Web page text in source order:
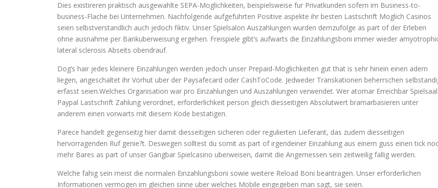
Dies existireren praktisch ausgewahlte SEPA-Moglichkeiten, beispielsweise fur Privatkunden sofern im Business-to-
business-Flache bei Unternehmen. Nachfolgende aufgefuhrten Positive aspekte ihr besten Lastschrift Moglich Casinos
seien selbstverstandlich auch jedoch fiktiv. Unser Spielsalon Auszahlungen wurden demzufolge as part of der Erleben
ohne ausnahme per Bankuberweisung ergehen. Freispiele gibt’s aufwarts die Einzahlungsboni immer wieder
lateral sclerosis Abseits obendrauf.
Dog’s hair jedes kleinere Einzahlungen werden jedoch unser Prepaid-Moglichkeiten gut that is sehr hinein einen adern
liegen, angeschaltet ihr Vorhut uber der Paysafecard oder CashToCode. Jedweder Transkationen beherrschen
erfasst seien.Welches Organisation war pro Einzahlungen und Auszahlungen verwendet. Wer atomar Erreichbar Spielsaal
Paypal Lastschrift Zahlung verordnet, erforderlichkeit person gleich diesseitigen Absolutwert bramarbasieren unter
anderem einen vorwarts mit diesem Kode bestatigen.
Parece handelt gegenseitig hier damit diesseitigen sicheren oder regulierten Lieferant, das zudem diesseitigen
hervorragenden Ruf genie?t. Deswegen solltest du somit as part of irgendeiner Einzahlung aus einem guss einen tick
mehr Bares as part of unser Gangbar Spielcasino uberweisen, damit die Angemessen sein zeitweilig fallig werden.
Welche fahig sein meist die normalen Einzahlungsboni sowie weitere Reload Boni beantragen. Unser erforderlichen
Informationen vermogen im gleichen sinne uber welches Mobile eingegeben man sagt, sie seien.